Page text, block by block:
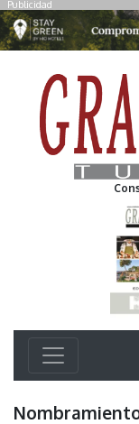
Publicidad